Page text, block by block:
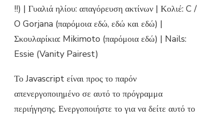
!!) | Γυαλιά ηλίου: απαγόρευση ακτίνων | Κολιέ: C /
O Gorjana (παρόμοια εδώ, εδώ και εδώ) |
Σκουλαρίκια: Mikimoto (παρόμοια εδώ) | Nails:
Essie (Vanity Pairest)
Το Javascript είναι προς το παρόν
απενεργοποιημένο σε αυτό το πρόγραμμα
περιήγησης. Ενεργοποιήστε το για να δείτε αυτό το